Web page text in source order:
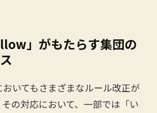
」がもたらす集団の
いてもさまざまなルール改正が
の対応において、一部では「い